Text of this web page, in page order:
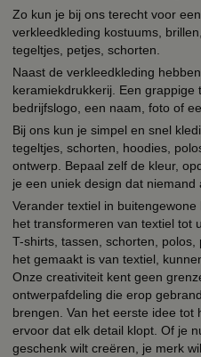
Zo kun je bij ons terecht voor
verkleedkleding kostuums,
tegeltjes, petjes, schorten.
Naast de verkleedkleding
keramiekdrukkerij. Een
bedrijfslogo, een naam, foto of
Bij ons kun je simpel en snel
tegeltjes, schorten, hoodies,
ontwerp. Bepaal zelf de kleur,
je een uniek design dat niemand
Verander textiel in
het transformeren van textiel tot
T-shirts, tassen, schorten,
het gemaakt is van textiel,
Onze creativiteit kent geen
ontwerpafdeling die erop
brengen. Van het eerste idee tot
ervoor dat elk detail klopt. Of je
geschenk wilt creëren, je merk